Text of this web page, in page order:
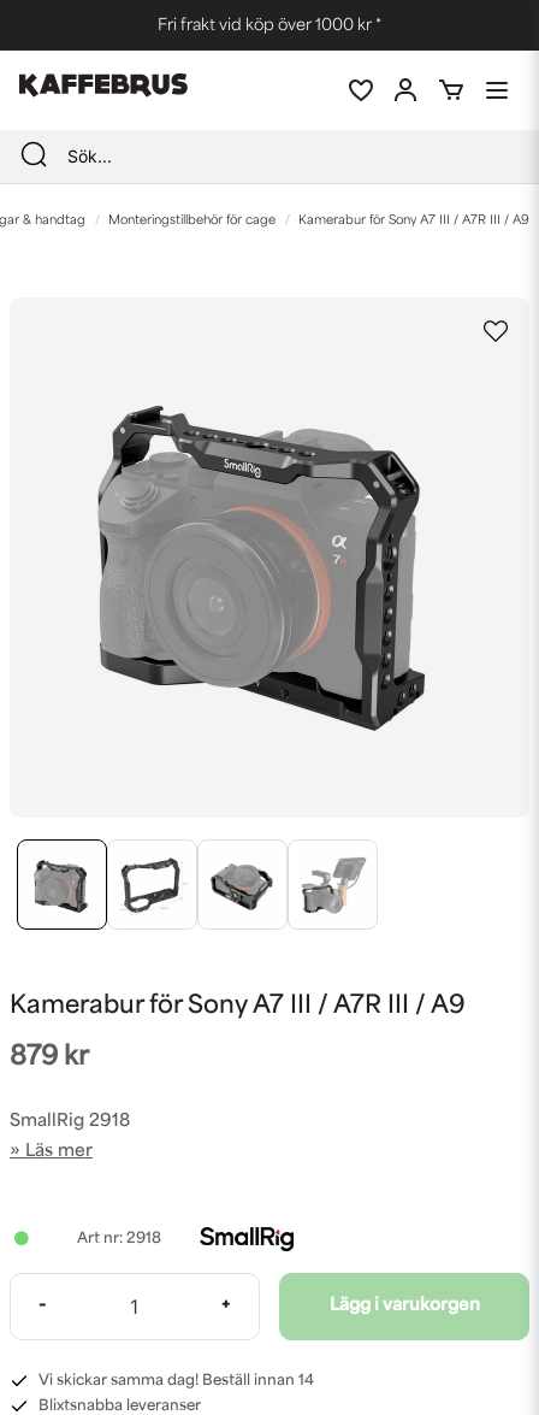
Fri frakt vid köp över 1000 kr *
& handtag Monteringstillbehör för cage Kamerabur för Sony A7 III / A7R III / A9
Kamerabur för Sony A7 III / A7R III / A9
879 kr
SmallRig 2918
Läs mer
2918
- + Lägg i varukorgen
Vi skickar samma dag! Beställ innan 14
Blixtsnabba leveranser